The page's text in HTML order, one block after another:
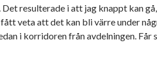
resulterade i att jag knappt kan
veta att det kan bli värre under
i korridoren från avdelningen. Får